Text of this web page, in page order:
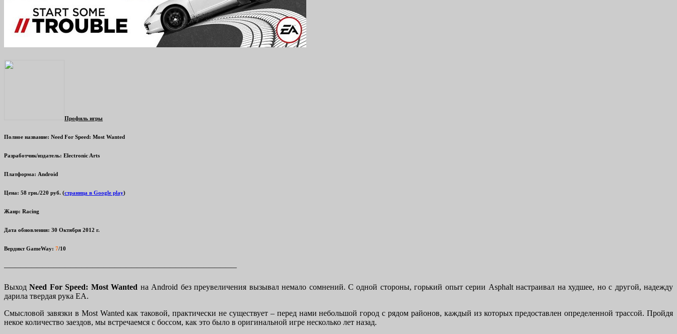
Профиль игры
Полное название: Need For Speed: Most Wanted
Разработчик/издатель: Electronic Arts
Платформа: Android
Цена: 58 грн./220 руб. (страница в Google play)
Жанр: Racing
Дата обновления: 30 Октября 2012 г.
Вердикт GameWay: 7/10
——————————————————————————————————————————
ВыходNeed For Speed: Most Wanted на Android без преувеличения вызывал немало сомнений. С одной стороны, горький опыт серии Asphalt настраивал на худшее, но с другой, надежду
дарила твердая рука ЕА.
Смысловой завязки в Most Wanted как таковой, практически не существует – перед нами небольшой город с рядом районов, каждый из которых предоставлен определенной трассой. Пройдя
некое количество заездов, мы встречаемся с боссом, как это было в оригинальной игре несколько лет назад.